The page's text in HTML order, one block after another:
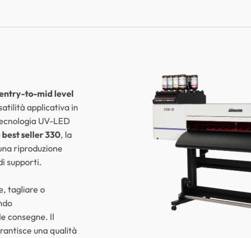
to-mid level
applicativa in
UV-LED
seller 330, la
riproduzione
supporti.
tagliare o
consegne. Il
una qualità